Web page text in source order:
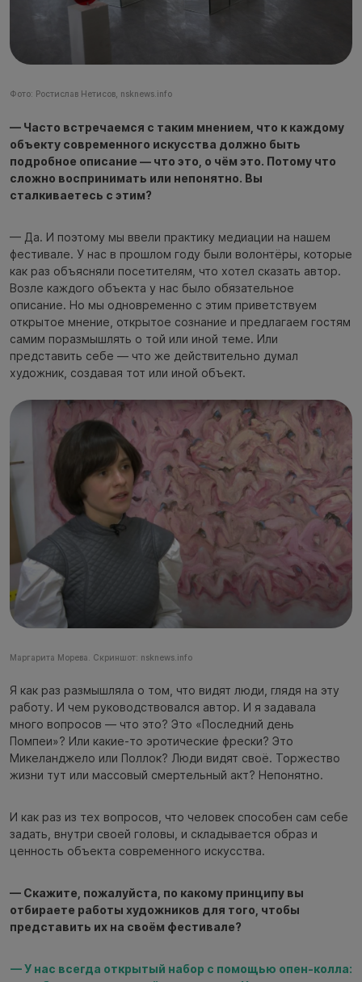
Фото: Ростислав Нетисов, nsknews.info
— Часто встречаемся с таким мнением, что к каждому
объекту современного искусства должно быть
подробное описание — что это, о чём это. Потому что
сложно воспринимать или непонятно. Вы
сталкиваетесь с этим?
— Да. И поэтому мы ввели практику медиации на нашем
фестивале. У нас в прошлом году были волонтёры, которые
как раз объясняли посетителям, что хотел сказать автор.
Возле каждого объекта у нас было обязательное
описание. Но мы одновременно с этим приветствуем
открытое мнение, открытое сознание и предлагаем гостям
самим поразмышлять о той или иной теме. Или
представить себе — что же действительно думал
художник, создавая тот или иной объект.
Маргарита Морева. Скриншот: nsknews.info
Я как раз размышляла о том, что видят люди, глядя на эту
работу. И чем руководствовался автор. И я задавала
много вопросов — что это? Это «Последний день
Помпеи»? Или какие-то эротические фрески? Это
Микеланджело или Поллок? Люди видят своё. Торжество
жизни тут или массовый смертельный акт? Непонятно.
И как раз из тех вопросов, что человек способен сам себе
задать, внутри своей головы, и складывается образ и
ценность объекта современного искусства.
— Скажите, пожалуйста, по какому принципу вы
отбираете работы художников для того, чтобы
представить их на своём фестивале?
— У нас всегда открытый набор с помощью опен-колла: